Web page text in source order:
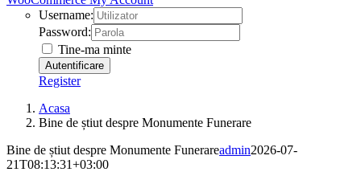
Username:
Password:
Tine-ma minte
Register
Acasa
Bine de știut despre Monumente Funerare
Bine de știut despre Monumente Funerareadmin2026-07-
21T08:13:31+03:00